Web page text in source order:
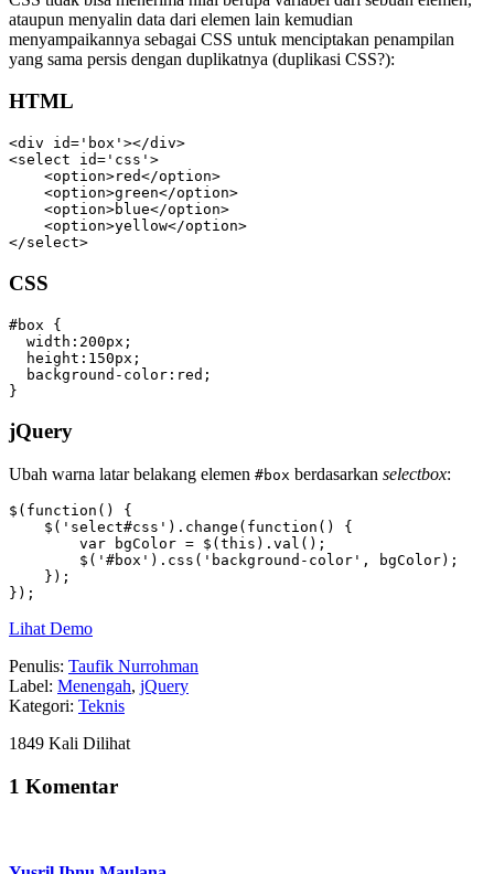
ataupun menyalin data dari elemen lain kemudian
menyampaikannya sebagai CSS untuk menciptakan penampilan
yang sama persis dengan duplikatnya (duplikasi CSS?):
HTML
<div id='box'></div>
<select id='css'>
    <option>red</option>
    <option>green</option>
    <option>blue</option>
    <option>yellow</option>
</select>
CSS
#box {
  width:200px;
  height:150px;
  background-color:red;
}
jQuery
Ubah warna latar belakang elemen #box berdasarkan selectbox:
$(function() {
    $('select#css').change(function() {
        var bgColor = $(this).val();
        $('#box').css('background-color', bgColor);
    });
});
Lihat Demo
Penulis: Taufik Nurrohman
Label: Menengah, jQuery
Kategori: Teknis
1849 Kali Dilihat
1 Komentar